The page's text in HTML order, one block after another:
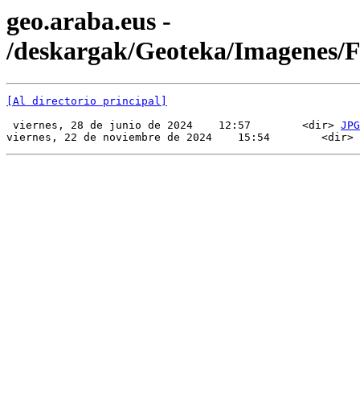
geo.araba.eus -
/deskargak/Geoteka/Imagenes/
[Al directorio principal]
viernes, 28 de junio de 2024    12:57        <dir> JPG
viernes, 22 de noviembre de 2024    15:54        <dir>